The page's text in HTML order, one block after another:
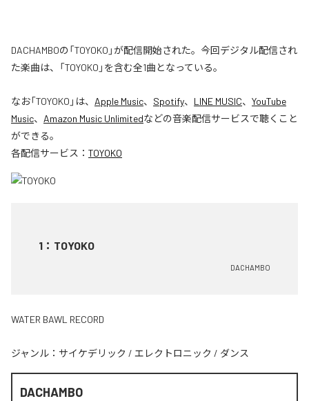
DACHAMBOの「TOYOKO」が配信開始された。今回デジタル配信され
た楽曲は、「TOYOKO」を含む全1曲となっている。
なお「TOYOKO 」は、 Apple Music、 Spotify、 LINE MUSIC、 YouTube
Music、 Amazon Music Unlimitedなどの音楽配信サービスで聴くこと
ができる。
各配信サービス： TOYOKO
1 ： TOYOKO
DACHAMBO
WATER BAWL RECORD
ジャンル： サイケデリック / エレクトロニック / ダンス
DACHAMBO